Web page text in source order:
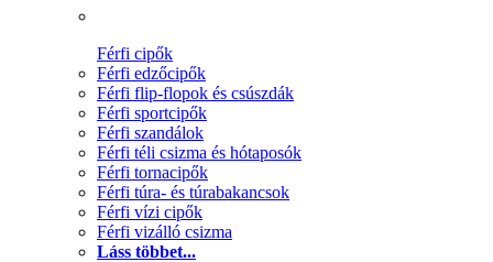
Férfi cipők
Férfi edzőcipők
Férfi flip-flopok és csúszdák
Férfi sportcipők
Férfi szandálok
Férfi téli csizma és hótaposók
Férfi tornacipők
Férfi túra- és túrabakancsok
Férfi vízi cipők
Férfi vizálló csizma
Láss többet...